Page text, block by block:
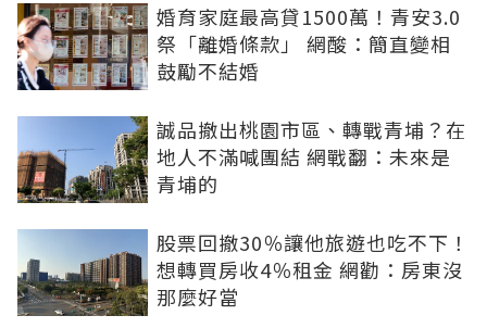
婚育家庭最高貸1500萬！青安3.0
祭「離婚條款」 網酸：簡直變相
鼓勵不結婚
誠品撤出桃園市區、轉戰青埔？在
地人不滿喊團結 網戰翻：未來是
青埔的
股票回撤30％讓他旅遊也吃不下！
想轉買房收4％租金 網勸：房東沒
那麼好當